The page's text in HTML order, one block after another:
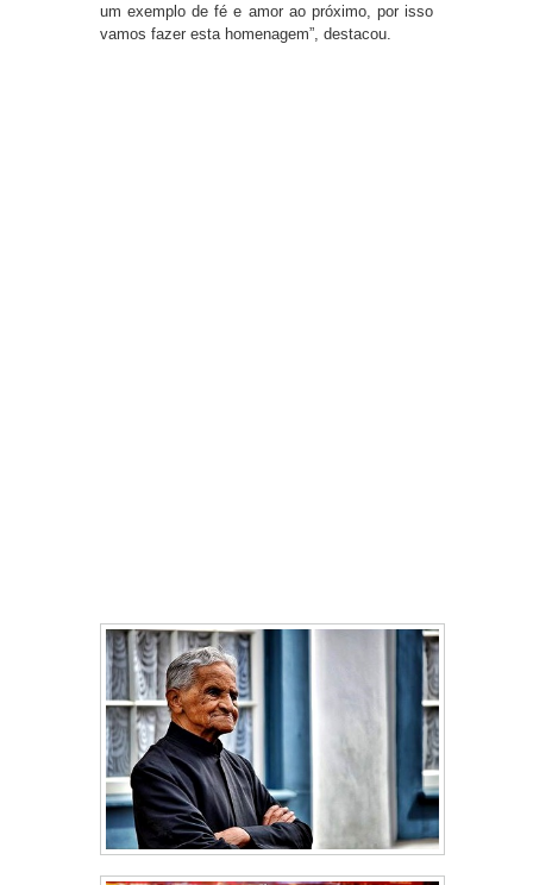
um exemplo de fé e amor ao próximo, por isso
vamos fazer esta homenagem”, destacou.